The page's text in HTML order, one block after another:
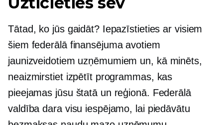
Tātad, ko jūs gaidāt? Iepazīstieties ar visiem
šiem federālā finansējuma avotiem
jaunizveidotiem uzņēmumiem un, kā minēts,
neaizmirstiet izpētīt programmas, kas
pieejamas jūsu štatā un reģionā. Federālā
valdība dara visu iespējamo, lai piedāvātu